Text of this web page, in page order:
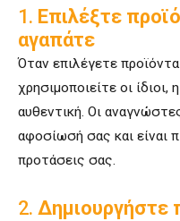
1. Επιλέξτε
αγαπάτε
Όταν επιλέγετε
χρησιμοποιείτε οι
αυθεντική. Οι
αφοσίωσή σας και είναι
προτάσεις σας.
2. Δημιουργήστε